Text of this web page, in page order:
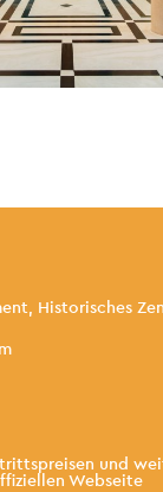
Historisches
und
Webseite